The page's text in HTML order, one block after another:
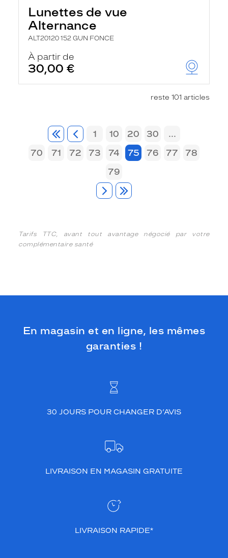
Lunettes de vue
Alternance
ALT20120 152 GUN FONCE
À partir de
30,00 €
reste 101 articles
1 10 20 30
...
70
71 72 73 74 75 76 77
78
79
Tarifs TTC, avant tout avantage négocié par votre
complémentaire santé
En magasin et en ligne, les mêmes
garanties !
30 JOURS POUR CHANGER D’AVIS
LIVRAISON EN MAGASIN GRATUITE
LIVRAISON RAPIDE*